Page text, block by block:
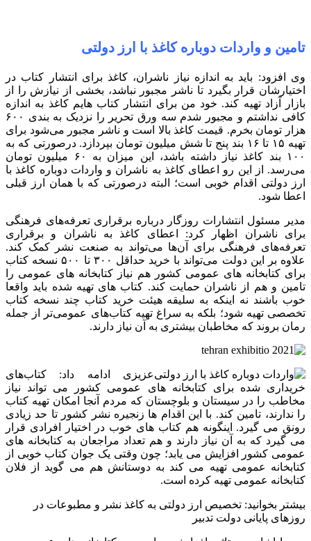
تامین و واردات دوباره کاغذ با ارز دولتی
وی افزود: باید به اندازه نیاز ناشران، کاغذ برای انتشار کتاب در
اختیارشان قرار بگیرد تا ناشر مجبور نباشد، بخشی از نیازش را از
بازار آزاد تهیه کند. خود من برای انتشار کتاب هایم کاغذ به اندازه
کافی نداشتم و مجبور شدم سه ورق تحریر را نزدیک به بندی ۶۰۰
هزار تومان بخرم. قیمت کاغذ بالا است و ناشر مجبور می‌شود برای
تهیه ۱۵ تا ۱۶ بند پنج تا شش میلیون تومان بپردازد. درصورتی که به
۱۰۰ بند کاغذ نیاز داشته باشد، این میزان به ۶۰ میلیون تومان
می‌رسد. از این رو اعطای کاغذ به ناشران و واردات دوباره کاغذ با
ارز دولتی اقدام خوبی است؛ البته درصورتی که با همان ارز قبلی
اعطا شود.
مدیر مسئول انتشارات روزگار درباره برقراری تعرفه‌های فرهنگی
برای ناشران اظهار کرد: اعطای کاغذ به ناشران و برقراری
تعرفه‌های فرهنگی برای آن‌ها می‌تواند به صنعت نشر کمک کند.
علاوه بر این‌ دولت می‌تواند با خرید حداقل ۳۰۰ تا ۵۰۰ نسخه کتاب
برای کتابخانه‌ های عمومی کشور هم نیاز کتابخانه‌ های عمومی را
تامین و هم از ناشران حمایت کند. کتاب‌ های تهیه شده باید واقعا
خوب باشند نه اینکه به سلیقه هیئت خرید کتاب چند نسخه کتاب
تخصصی تهیه شود؛ بلکه به سراغ تهیه کتاب‌های عمومی‌تر از جمله
رمان بروند که مخاطبان بیشتری به آن نیاز دارند.
عزیزی ادامه داد: کتاب‌های
خریداری شده برای کتابخانه‌ های عمومی کشور می‌ تواند نیاز
مخاطب را در سیستان و بلوچستان که مردم آنجا امکان تهیه کتاب
را ندارند، تامین کند. با این اقدام‌ ها زنجیره نشر کشور تا حد زیادی
رونق می‌ گیرد. اینگونه هم کتاب‌ های خوب در اختیار افرادی قرار
می‌ گیرد که به آن نیاز دارند و هم تعداد مراجعان به کتابخانه‌ های
عمومی کشور افزایش می‌ یابد؛ چون وقتی یک جوان کتاب خوبی از
کتابخانه عمومی تهیه می‌ کند به دوستانش هم می‌ گوید از فلان
کتابخانه عمومی تهیه کرده است.
بیشتر بخوانید: تخصیص ارز دولتی به کاغذ نشر و مطبوعات در
روزهای پایانی دولت تدبیر